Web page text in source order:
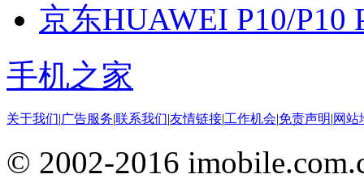
京东HUAWEI P10/P10
手机之家
关于我们|广告服务|联系我们|友情链接|工作机会|免责声明|网站
© 2002-2016